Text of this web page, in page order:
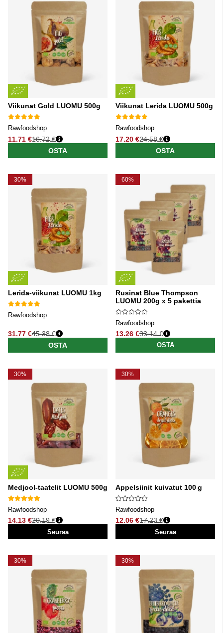
Viikunat Gold LUOMU 500g
Rawfoodshop
11.71 €
Normaali hinta
16.72 €
OSTA
Viikunat Lerida LUOMU 500g
Rawfoodshop
17.20 €
Normaali hinta
24.58 €
OSTA
30%
Lerida-viikunat LUOMU 1kg
Rawfoodshop
31.77 €
Normaali hinta
45.38 €
OSTA
60%
Rusinat Blue Thompson
LUOMU 200g x 5 pakettia
Rawfoodshop
13.26 €
Normaali hinta
33.14 €
OSTA
30%
Medjool-taatelit LUOMU 500g
Rawfoodshop
14.13 €
Normaali hinta
20.19 €
Seuraa
30%
Appelsiinit kuivatut 100 g
Rawfoodshop
12.06 €
Normaali hinta
17.23 €
Seuraa
30% 30%